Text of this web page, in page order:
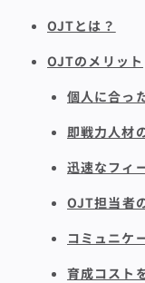
OJTとは？
OJTのメリット
個人に合っ
即戦力人材
迅速なフィ
OJT担当者
コミュニケ
育成コスト